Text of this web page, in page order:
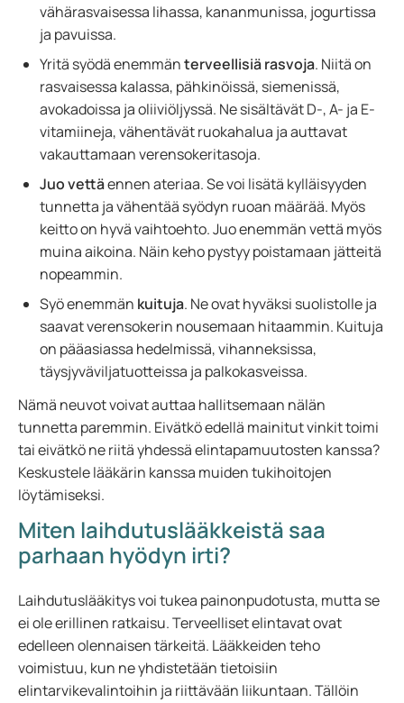
vähärasvaisessa lihassa, kananmunissa, jogurtissa
ja pavuissa.
Yritä syödä enemmänterveellisiä rasvoja. Niitä on
rasvaisessa kalassa, pähkinöissä, siemenissä,
avokadoissa ja oliiviöljyssä. Ne sisältävät D-, A- ja E-
vitamiineja, vähentävät ruokahalua ja auttavat
vakauttamaan verensokeritasoja.
Juo vettäennen ateriaa. Se voi lisätä kylläisyyden
tunnetta ja vähentää syödyn ruoan määrää. Myös
keitto on hyvä vaihtoehto. Juo enemmän vettä myös
muina aikoina. Näin keho pystyy poistamaan jätteitä
nopeammin.
Syö enemmän kuituja. Ne ovat hyväksi suolistolle ja
saavat verensokerin nousemaan hitaammin. Kuituja
on pääasiassa hedelmissä, vihanneksissa,
täysjyväviljatuotteissa ja palkokasveissa.
Nämä neuvot voivat auttaa hallitsemaan nälän
tunnetta paremmin. Eivätkö edellä mainitut vinkit toimi
tai eivätkö ne riitä yhdessä elintapamuutosten kanssa?
Keskustele lääkärin kanssa muiden tukihoitojen
löytämiseksi.
Miten laihdutuslääkkeistä saa
parhaan hyödyn irti?
Laihdutuslääkitys voi tukea painonpudotusta, mutta se
ei ole erillinen ratkaisu. Terveelliset elintavat ovat
edelleen olennaisen tärkeitä. Lääkkeiden teho
voimistuu, kun ne yhdistetään tietoisiin
elintarvikevalintoihin ja riittävään liikuntaan. Tällöin